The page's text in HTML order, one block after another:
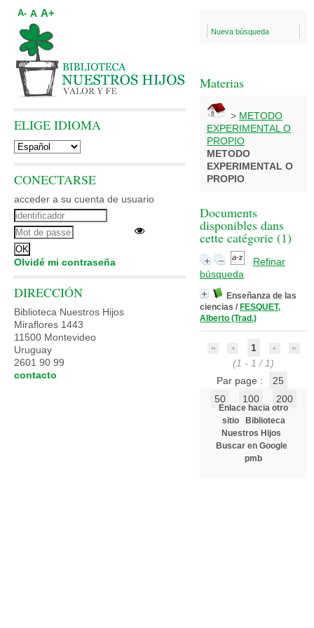
Nueva búsqueda
Materias
> METODO
EXPERIMENTAL O
PROPIO
METODO
EXPERIMENTAL O
PROPIO
Documents
disponibles dans
cette catégorie (1)
Refinar
búsqueda
Enseñanza de las
ciencias / FESQUET,
Alberto (Trad.)
1
(1 - 1 / 1)
Par page :
25
50
100 200
Enlace hacia otro
sitio
Biblioteca
Nuestros Hijos
Buscar en Google
pmb
A- A A+
ELIGE IDIOMA
CONECTARSE
acceder a su cuenta de usuario
Olvidé mi contraseña
DIRECCIÓN
Biblioteca Nuestros Hijos
Miraflores 1443
11500 Montevideo
Uruguay
2601 90 99
contacto